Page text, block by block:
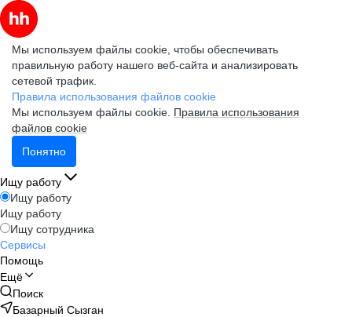
Мы используем файлы cookie, чтобы обеспечивать
правильную работу нашего веб-сайта и анализировать
сетевой трафик.
Правила использования файлов cookie
Мы используем файлы cookie. Правила использования
файлов cookie
Понятно
Ищу работу
Ищу работу
Ищу работу
Ищу сотрудника
Сервисы
Помощь
Ещё
Поиск
Базарный Сызган